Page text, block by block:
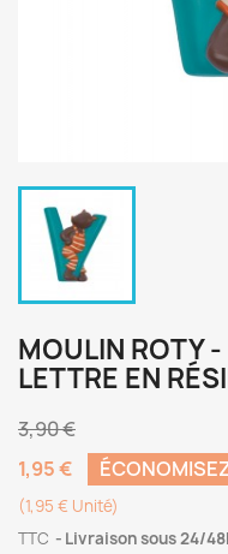
MOULIN ROTY
LETTRE EN
3,90 €
1,95 €
(1,95 € Unité)
TTC
Livraison sous 24/